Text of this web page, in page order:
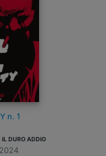
n. 1
DURO ADDIO